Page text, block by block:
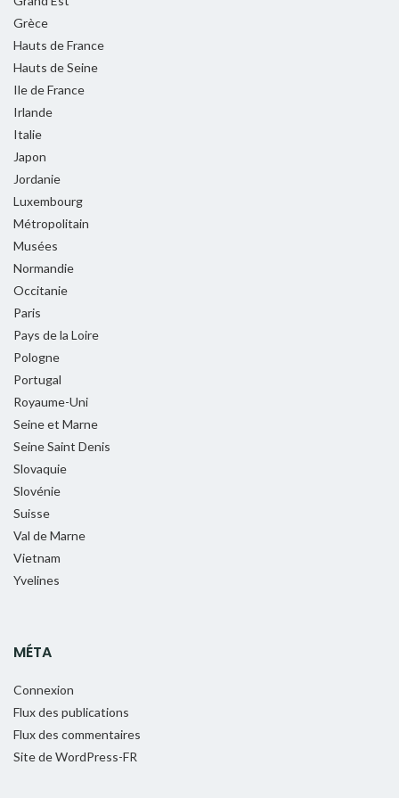
Grèce
Hauts de France
Hauts de Seine
Ile de France
Irlande
Italie
Japon
Jordanie
Luxembourg
Métropolitain
Musées
Normandie
Occitanie
Paris
Pays de la Loire
Pologne
Portugal
Royaume-Uni
Seine et Marne
Seine Saint Denis
Slovaquie
Slovénie
Suisse
Val de Marne
Vietnam
Yvelines
MÉTA
Connexion
Flux des publications
Flux des commentaires
Site de WordPress-FR